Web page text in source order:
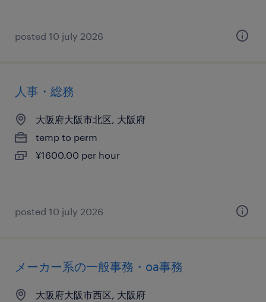
posted 10 july 2026
人事・総務
大阪府大阪市北区, 大阪府
temp to perm
¥1600.00 per hour
posted 10 july 2026
メーカー系の一般事務・oa事務
大阪府大阪市西区, 大阪府